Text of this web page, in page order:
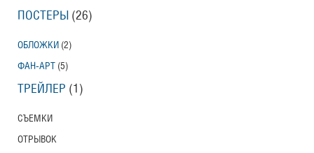
ПОСТЕРЫ (26)
ОБЛОЖКИ (2)
ФАН-АРТ (5)
ТРЕЙЛЕР (1)
СЪЕМКИ
ОТРЫВОК